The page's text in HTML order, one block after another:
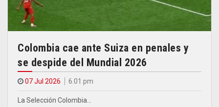
Colombia cae ante Suiza en penales y
se despide del Mundial 2026
07 Jul 2026 6.01 pm
La Selección Colombia…